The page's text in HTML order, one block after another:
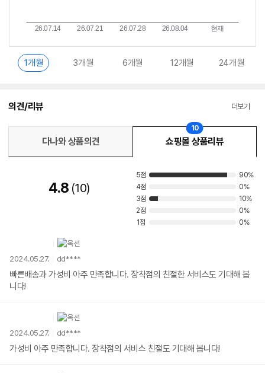
1개월 3개월 6개월 12개월 24개월
의견/리뷰 더보기
다나와 상품의견 쇼핑몰 상품리뷰
10
4.8 10
5점
90%
4점
0%
3점
10%
2점
0%
1점
0%
2024.05.27. dd****
빠른배송과 가성비 아주 만족합니다. 장착점의 친절한 서비스도 기대해 봅
니다!
2024.05.27. dd****
가성비 아주 만족합니다. 장착점의 서비스 친절도 기대해 봅니다!